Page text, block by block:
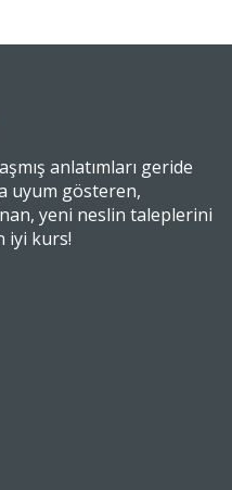
anlatımları geride
uyum gösteren,
yeni neslin taleplerini
iyi kurs!